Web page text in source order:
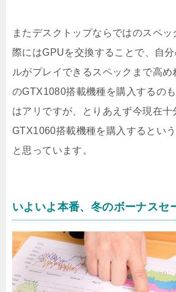
またデスクトップならではのスペッ
際にはGPUを交換することで、自
ルがプレイできるスペックまで高め
のGTX1080搭載機種を購入するの
はアリですが、とりあえず今現在十
GTX1060搭載機種を購入するとい
と思っています。
いよいよ本番、冬のボーナスセ